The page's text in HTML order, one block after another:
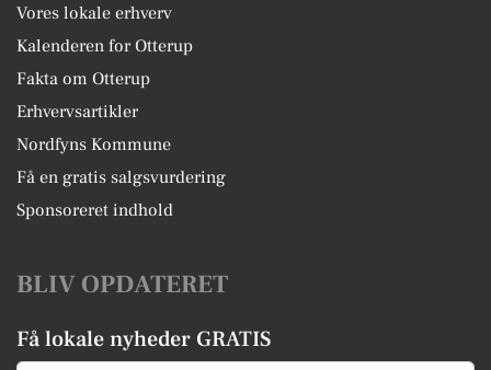
Vores lokale erhverv
Kalenderen for Otterup
Fakta om Otterup
Erhvervsartikler
Nordfyns Kommune
Få en gratis salgsvurdering
Sponsoreret indhold
BLIV OPDATERET
Få lokale nyheder GRATIS